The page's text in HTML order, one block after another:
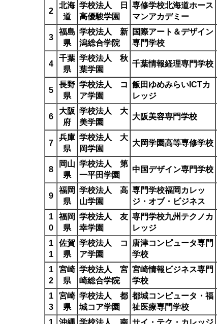
2
北海
道
学校法人 日
高優駿学園
専修学校北海道ホース
マンアカデミー
3
福島
県
学校法人 新
潟総合学院
国際アート＆デザイン
専門学校
4
千葉
県
学校法人 秋
葉学園
千葉情報経理専門学校
5
長野
県
学校法人 コ
ア学園
飯田ゆめみらいICTカ
レッジ
6
大阪
府
学校法人 大
美学園
大阪美容専門学校
7
兵庫
県
学校法人 大
岡学園
大岡学園高等専修学校
8
岡山
県
学校法人 第
一平田学園
中国デザイン専門学校
9
福岡
県
学校法人 高
山学園
専門学校福岡カレッ
ジ・オブ・ビジネス
1
0
福岡
県
学校法人 友
幸学園
専門学校九州テクノカ
レッジ
1
1
佐賀
県
学校法人 コ
ア学園
唐津コンピュータ専門
学校
1
2
宮崎
県
学校法人 宮
崎総合学院
宮崎情報ビジネス専門
学校
1
3
宮崎
県
学校法人 都
城コア学園
都城コンピュータ・福
祉医療専門学校
1
沖縄 学校法人 南 サイ・テク・カレッジ